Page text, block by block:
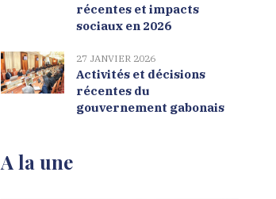
récentes et impacts
sociaux en 2026
27 JANVIER 2026
Activités et décisions
récentes du
gouvernement gabonais
A la une